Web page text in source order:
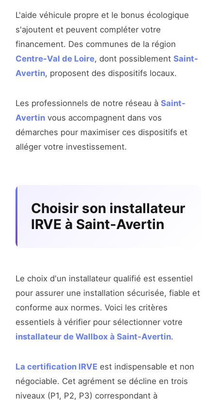
L'aide véhicule propre et le bonus écologique
s'ajoutent et peuvent compléter votre
financement. Des communes de la région
Centre-Val de Loire, dont possiblement Saint-
Avertin, proposent des dispositifs locaux.
Les professionnels de notre réseau à Saint-
Avertin vous accompagnent dans vos
démarches pour maximiser ces dispositifs et
alléger votre investissement.
Choisir son installateur
IRVE à Saint-Avertin
Le choix d'un installateur qualifié est essentiel
pour assurer une installation sécurisée, fiable et
conforme aux normes. Voici les critères
essentiels à vérifier pour sélectionner votre
installateur de Wallbox à Saint-Avertin.
La certification IRVE est indispensable et non
négociable. Cet agrément se décline en trois
niveaux (P1, P2, P3) correspondant à